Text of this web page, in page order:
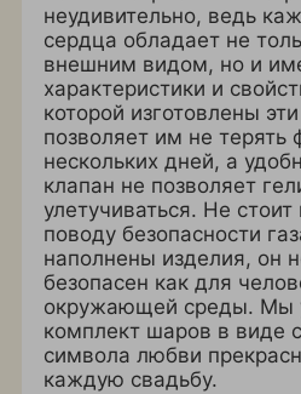
неудивительно, ведь
сердца обладает не
внешним видом, но и
характеристики и
которой изготовлены
позволяет им не терять
нескольких дней, а
клапан не позволяет
улетучиваться. Не
поводу безопасности
наполнены изделия, он
безопасен как для
окружающей среды. Мы
комплект шаров в виде
символа любви
каждую свадьбу.